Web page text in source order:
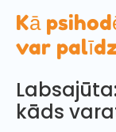
Kā
var
kāds